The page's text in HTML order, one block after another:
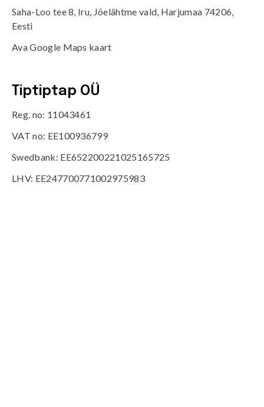
Saha-Loo tee 8, Iru, Jõelähtme vald, Harjumaa 74206,
Eesti
Ava Google Maps kaart
Tiptiptap OÜ
Reg. no: 11043461
VAT no: EE100936799
Swedbank: EE652200221025165725
LHV: EE247700771002975983